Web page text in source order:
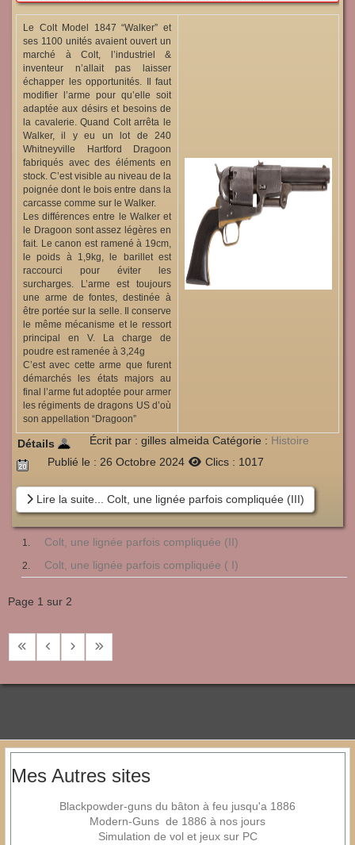
Le Colt Model 1847 “Walker” et
ses 1100 unités avaient ouvert un
marché à Colt, l’industriel &
inventeur n’allait pas laisser
échapper les opportunités. Il faut
modifier l’arme pour qu’elle soit
adaptée aux désirs et besoins de
la cavalerie. Quand Colt arrêta le
Walker, il y eu un lot de 240
Whitneyville Hartford Dragoon
fabriqués avec des éléments en
stock. C’est visible au niveau de la
poignée dont le bois entre dans la
carcasse comme sur le Walker.
Les différences entre le Walker et
le Dragoon sont assez légères en
fait. Le canon est ramené à 19cm,
le poids à 1,9kg, le barillet est
raccourci pour éviter les
surcharges. L’arme est toujours
une arme de fontes, destinée à
être portée sur la selle. Il conserve
le même mécanisme et le ressort
principal en V. La charge de
poudre est ramenée à 3,24g
C’est avec cette arme que furent
démarchés les états majors au
final l’arme fut adoptée pour armer
les régiments de dragons US d’où
son appellation “Dragoon”
Détails Écrit par : gilles almeida Catégorie : Histoire
Publié le : 26 Octobre 2024
Clics : 1017
Lire la suite... Colt, une lignée parfois compliquée (III)
Colt, une lignée parfois compliquée (II)
Colt, une lignée parfois compliquée ( I)
Page 1 sur 2
Mes Autres sites
Blackpowder-guns du bâton à feu jusqu'a 1886
Modern-Guns de 1886 à nos jours
Simulation de vol et jeux sur PC